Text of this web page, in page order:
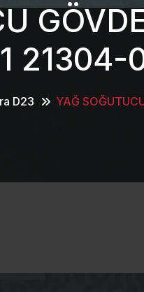
21304-
D23 YAĞ